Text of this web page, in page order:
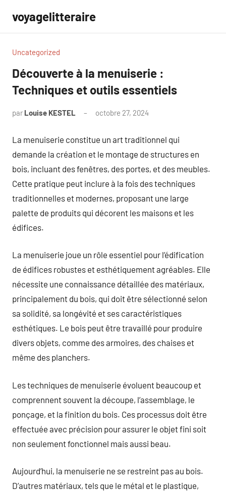
contenu
voyagelitteraire
Uncategorized
Découverte à la menuiserie :
Techniques et outils essentiels
par Louise KESTEL octobre 27, 2024
La menuiserie constitue un art traditionnel qui
demande la création et le montage de structures en
bois, incluant des fenêtres, des portes, et des meubles.
Cette pratique peut inclure à la fois des techniques
traditionnelles et modernes, proposant une large
palette de produits qui décorent les maisons et les
édifices.
La menuiserie joue un rôle essentiel pour l’édification
de édifices robustes et esthétiquement agréables. Elle
nécessite une connaissance détaillée des matériaux,
principalement du bois, qui doit être sélectionné selon
sa solidité, sa longévité et ses caractéristiques
esthétiques. Le bois peut être travaillé pour produire
divers objets, comme des armoires, des chaises et
même des planchers.
Les techniques de menuiserie évoluent beaucoup et
comprennent souvent la découpe, l’assemblage, le
ponçage, et la finition du bois. Ces processus doit être
effectuée avec précision pour assurer le objet fini soit
non seulement fonctionnel mais aussi beau.
Aujourd’hui, la menuiserie ne se restreint pas au bois.
D’autres matériaux, tels que le métal et le plastique,